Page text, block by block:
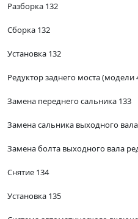
Разборка 132
Сборка 132
Установка 132
Редуктор заднего моста (модели
Замена переднего сальника 133
Замена сальника выходного
Замена болта выходного вала
Снятие 134
Установка 135